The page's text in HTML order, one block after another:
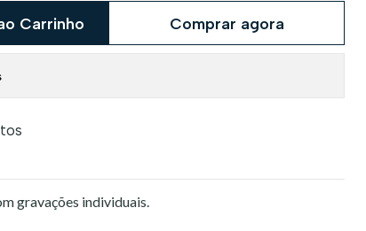
Carrinho Comprar agora
gravações individuais.